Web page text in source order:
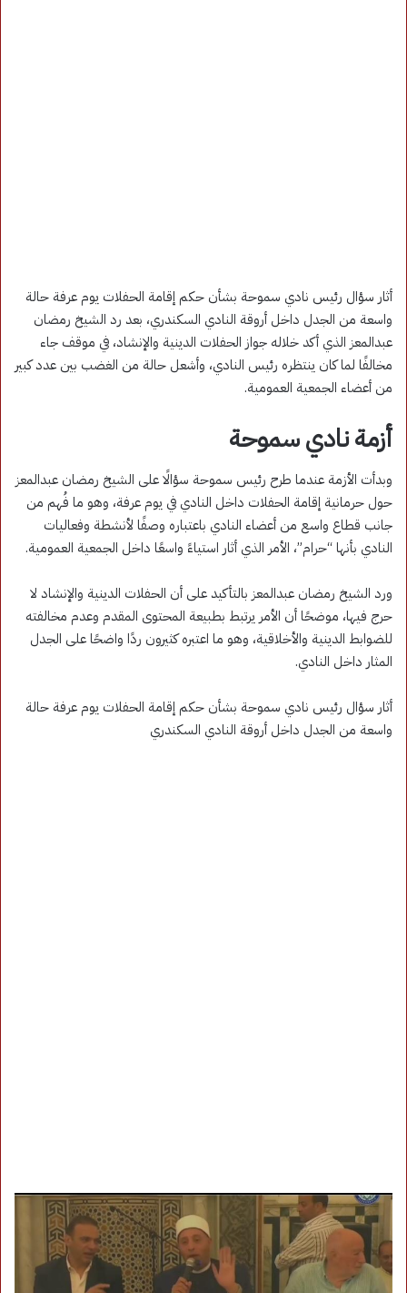
أثار سؤال رئيس نادي سموحة بشأن حكم إقامة الحفلات يوم عرفة حالة
واسعة من الجدل داخل أروقة النادي السكندري، بعد رد الشيخ رمضان
عبدالمعز الذي أكد خلاله جواز الحفلات الدينية والإنشاد، في موقف جاء
مخالفًا لما كان ينتظره رئيس النادي، وأشعل حالة من الغضب بين عدد كبير
من أعضاء الجمعية العمومية.
أزمة نادي سموحة
وبدأت الأزمة عندما طرح رئيس سموحة سؤالًا على الشيخ رمضان عبدالمعز
حول حرمانية إقامة الحفلات داخل النادي في يوم عرفة، وهو ما فُهم من
جانب قطاع واسع من أعضاء النادي باعتباره وصفًا لأنشطة وفعاليات
النادي بأنها “حرام”، الأمر الذي أثار استياءً واسعًا داخل الجمعية العمومية.
ورد الشيخ رمضان عبدالمعز بالتأكيد على أن الحفلات الدينية والإنشاد لا
حرج فيها، موضحًا أن الأمر يرتبط بطبيعة المحتوى المقدم وعدم مخالفته
للضوابط الدينية والأخلاقية، وهو ما اعتبره كثيرون ردًا واضحًا على الجدل
المثار داخل النادي.
أثار سؤال رئيس نادي سموحة بشأن حكم إقامة الحفلات يوم عرفة حالة
واسعة من الجدل داخل أروقة النادي السكندري